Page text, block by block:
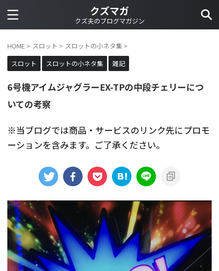
クズマガ
クズ夫のブログマガジン
HOME > スロット > スロットの小ネタ集 >
スロット
スロットの小ネタ集 雑記
6号機アイムジャグラーEX-TPの中段チェリーにつ
いての考察
※当ブログでは商品・サービスのリンク先にプロモ
ーションを含みます。ご了承ください。